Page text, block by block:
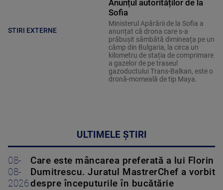
STIRI EXTERNE
Anunțul autorităților de la
Sofia
Ministerul Apărării de la Sofia a
anunțat că drona care s-a
prăbușit sâmbătă dimineața pe un
câmp din Bulgaria, la circa un
kilometru de stația de comprimare
a gazelor de pe traseul
gazoductului Trans-Balkan, este o
dronă-momeală de tip Maya.
ULTIMELE ȘTIRI
08-
08-
2026
Care este mâncarea preferată a lui Florin
Dumitrescu. Juratul MastrerChef a vorbit
despre începuturile în bucătărie